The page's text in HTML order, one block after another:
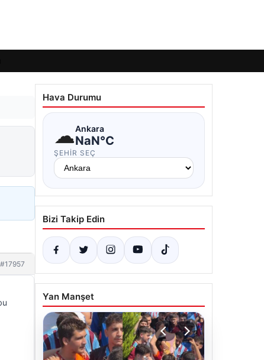
#17957
Hava Durumu
☁Ankara
NaN°C
ŞEHIR SEÇ
Bizi Takip Edin
Yan Manşet